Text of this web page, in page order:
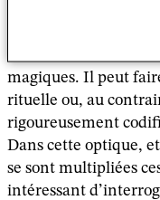
comme substitut de
magiques. Il peut
rituelle ou, au
rigoureusement
Dans cette optique,
se sont multipliées
intéressant